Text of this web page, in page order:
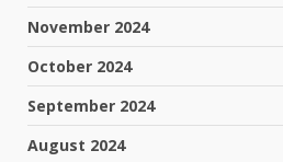
November 2024
October 2024
September 2024
August 2024